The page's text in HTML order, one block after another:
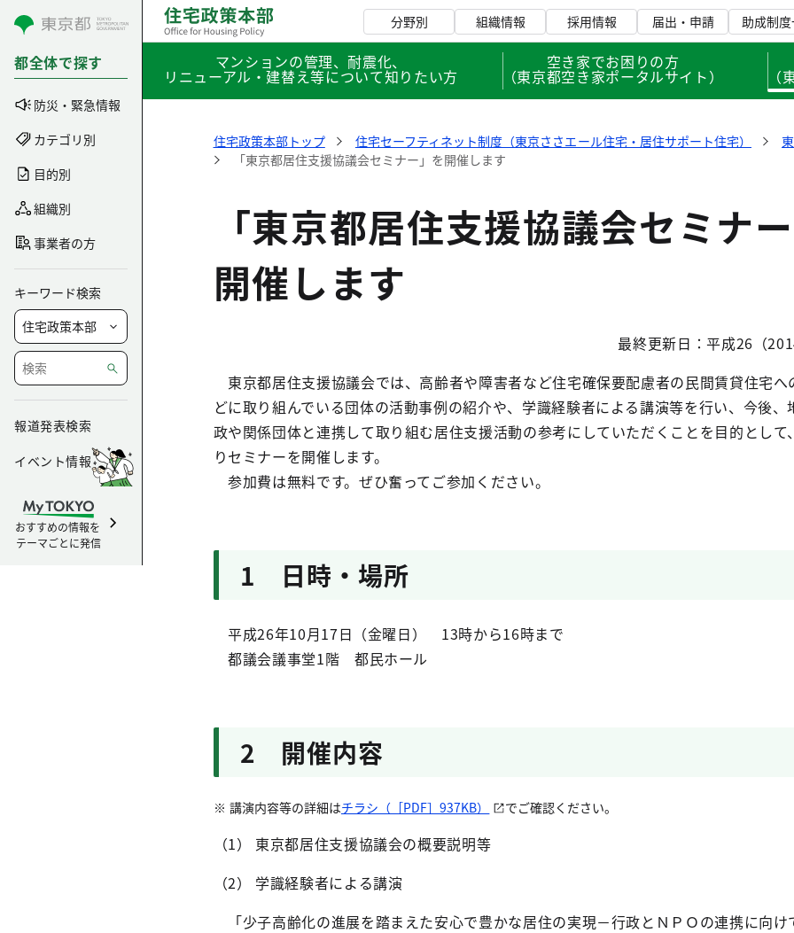
コンテンツにスキップ
都全体で探す
防災・緊急情報
カテゴリ別
目的別
組織別
事業者の方
キーワード検索
報道発表検索
イベント情報
おすすめの情報を
テーマごとに発信
分野別 組織情報 採用情報 届出・申請 助成制
マンションの管理、耐震化、
リニューアル・建替え等について知りたい方
空き家でお困りの方
（東京都空き家ポータルサイト）
住宅政策本部トップ 住宅セーフティネット制度（東京ささエール住宅・居住サポート住宅）
「東京都居住支援協議会セミナー」を開催します
「東京都居住支援協議会セミナ
開催します
最終更新日：平成26（
東京都居住支援協議会では、高齢者や障害者など住宅確保要配慮者の民間賃貸住宅へ
どに取り組んでいる団体の活動事例の紹介や、学識経験者による講演等を行い、今後、
政や関係団体と連携して取り組む居住支援活動の参考にしていただくことを目的として
りセミナーを開催します。
参加費は無料です。ぜひ奮ってご参加ください。
1 日時・場所
平成26年10月17日（金曜日） 13時から16時まで
都議会議事堂1階 都民ホール
2 開催内容
講演内容等の詳細はチラシ（［PDF］937KB） でご確認ください。
（1） 東京都居住支援協議会の概要説明等
（2） 学識経験者による講演
「少子高齢化の進展を踏まえた安心で豊かな居住の実現－行政とＮＰＯの連携に向け